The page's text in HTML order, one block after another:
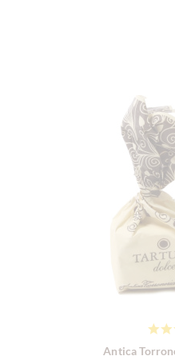
Antica